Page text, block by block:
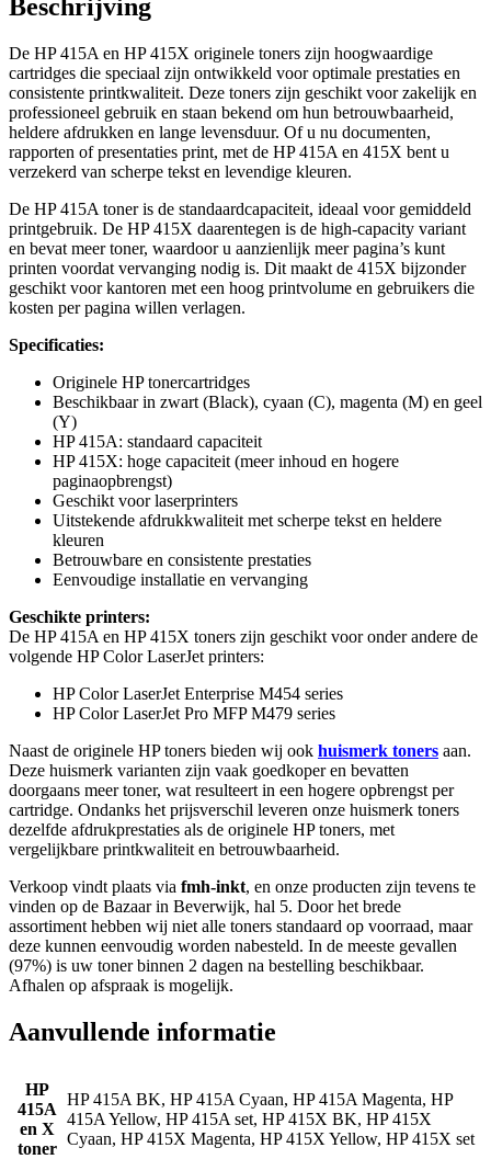
Beschrijving
De HP 415A en HP 415X originele toners zijn hoogwaardige
cartridges die speciaal zijn ontwikkeld voor optimale prestaties en
consistente printkwaliteit. Deze toners zijn geschikt voor zakelijk en
professioneel gebruik en staan bekend om hun betrouwbaarheid,
heldere afdrukken en lange levensduur. Of u nu documenten,
rapporten of presentaties print, met de HP 415A en 415X bent u
verzekerd van scherpe tekst en levendige kleuren.
De HP 415A toner is de standaardcapaciteit, ideaal voor gemiddeld
printgebruik. De HP 415X daarentegen is de high-capacity variant
en bevat meer toner, waardoor u aanzienlijk meer pagina’s kunt
printen voordat vervanging nodig is. Dit maakt de 415X bijzonder
geschikt voor kantoren met een hoog printvolume en gebruikers die
kosten per pagina willen verlagen.
Specificaties:
Originele HP tonercartridges
Beschikbaar in zwart (Black), cyaan (C), magenta (M) en geel
(Y)
HP 415A: standaard capaciteit
HP 415X: hoge capaciteit (meer inhoud en hogere
paginaopbrengst)
Geschikt voor laserprinters
Uitstekende afdrukkwaliteit met scherpe tekst en heldere
kleuren
Betrouwbare en consistente prestaties
Eenvoudige installatie en vervanging
Geschikte printers:
De HP 415A en HP 415X toners zijn geschikt voor onder andere de
volgende HP Color LaserJet printers:
HP Color LaserJet Enterprise M454 series
HP Color LaserJet Pro MFP M479 series
Naast de originele HP toners bieden wij ook huismerk toners aan.
Deze huismerk varianten zijn vaak goedkoper en bevatten
doorgaans meer toner, wat resulteert in een hogere opbrengst per
cartridge. Ondanks het prijsverschil leveren onze huismerk toners
dezelfde afdrukprestaties als de originele HP toners, met
vergelijkbare printkwaliteit en betrouwbaarheid.
Verkoop vindt plaats via fmh-inkt, en onze producten zijn tevens te
vinden op de Bazaar in Beverwijk, hal 5. Door het brede
assortiment hebben wij niet alle toners standaard op voorraad, maar
deze kunnen eenvoudig worden nabesteld. In de meeste gevallen
(97%) is uw toner binnen 2 dagen na bestelling beschikbaar.
Afhalen op afspraak is mogelijk.
Aanvullende informatie
HP
415A
en X
toner
HP 415A BK, HP 415A Cyaan, HP 415A Magenta, HP
415A Yellow, HP 415A set, HP 415X BK, HP 415X
Cyaan, HP 415X Magenta, HP 415X Yellow, HP 415X set